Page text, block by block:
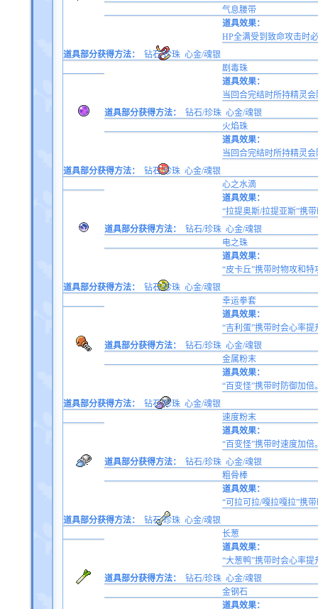
气息腰带
道具效果：
HP全满受到致命攻击时
道具部分获得方法：
钻石/珍珠 心金/魂银
剧毒珠
道具效果：
当回合完结时所持精灵
道具部分获得方法：
钻石/珍珠 心金/魂银
火焰珠
道具效果：
当回合完结时所持精灵
道具部分获得方法：
钻石/珍珠 心金/魂银
心之水滴
道具效果：
“拉提奥斯/拉提亚斯”携
道具部分获得方法：
钻石/珍珠 心金/魂银
电之珠
道具效果：
“皮卡丘”携带时物攻和特
道具部分获得方法：
钻石/珍珠 心金/魂银
幸运拳套
道具效果：
“吉利蛋”携带时会心率提
道具部分获得方法：
钻石/珍珠 心金/魂银
金属粉末
道具效果：
“百变怪”携带时防御加倍
道具部分获得方法：
钻石/珍珠 心金/魂银
速度粉末
道具效果：
“百变怪”携带时速度加倍
道具部分获得方法：
钻石/珍珠 心金/魂银
粗骨棒
道具效果：
“可拉可拉/嘎拉嘎拉”携
道具部分获得方法：
钻石/珍珠 心金/魂银
长葱
道具效果：
“大葱鸭”携带时会心率提
道具部分获得方法：
钻石/珍珠 心金/魂银
金钢石
道具效果：